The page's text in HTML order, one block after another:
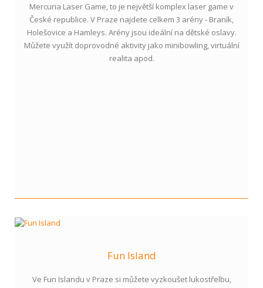
Mercuria Laser Game, to je největší komplex laser game v
České republice. V Praze najdete celkem 3 arény - Braník,
Holešovice a Hamleys. Arény jsou ideální na dětské oslavy.
Můžete využít doprovodné aktivity jako minibowling, virtuální
realita apod.
Fun Island
Ve Fun Islandu v Praze si můžete vyzkoušet lukostřelbu,